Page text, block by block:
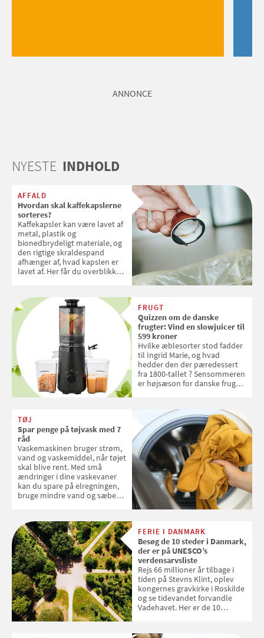
ANNONCE
NYESTE INDHOLD
AFFALD
Hvordan skal kaffekapslerne
sorteres?
Kaffekapsler kan være lavet af
metal, plastik og
bionedbrydeligt materiale, og
den rigtige skraldespand
afhænger af, hvad kapslen er
lavet af. Her får du overblikket
FRUGT
Quizzen om de danske
frugter: Vind en slowjuicer til
599 kroner
Hvilke æblesorter stod fadder
til Ingrid Marie, og hvad
hedder den der pæredessert
fra 1800-tallet ? Sensommeren
er højsæson for danske fruger,
favoritter. Det fejrer Samvirke
med en quiz om alt det danske
frugt, vi elsker. Konkurrencen
slutter fredag d. 18. september
2026
TØJ
Spar penge på tøjvask med 7
råd
Vaskemaskinen bruger strøm,
vand og vaskemiddel, når tøjet
skal blive rent. Med små
ændringer i dine vaskevaner
kan du spare på elregningen,
bruge mindre vand og sæbe
enkle råd til at spare penge på
tøjvasken
FERIE I DANMARK
Besøg de 10 steder i Danmark,
der er på UNESCO’s
verdensarvsliste
Rejs 66 millioner år tilbage i
tiden på Stevns Klint, oplev
kongernes gravkirke i Roskilde
og se tidevandet forvandle
Vadehavet. Her er de 10